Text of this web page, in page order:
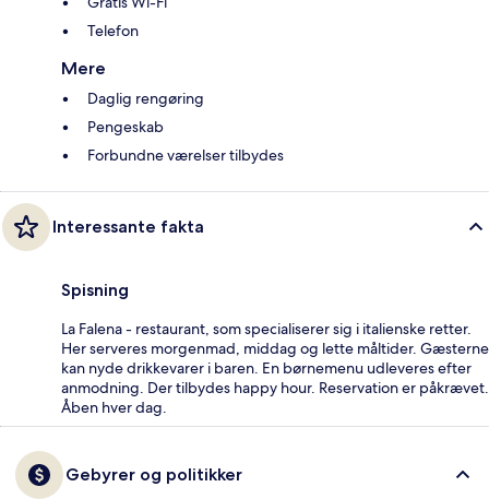
Telefon
Mere
Daglig rengøring
Pengeskab
Forbundne værelser tilbydes
Interessante fakta
Spisning
La Falena - restaurant, som specialiserer sig i italienske retter.
Her serveres morgenmad, middag og lette måltider. Gæsterne
kan nyde drikkevarer i baren. En børnemenu udleveres efter
anmodning. Der tilbydes happy hour. Reservation er påkrævet.
Åben hver dag.
Gebyrer og politikker